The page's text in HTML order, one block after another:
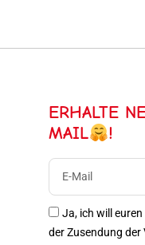
ERHALTE
MAIL
!
Ja, ich will
der Zusendung